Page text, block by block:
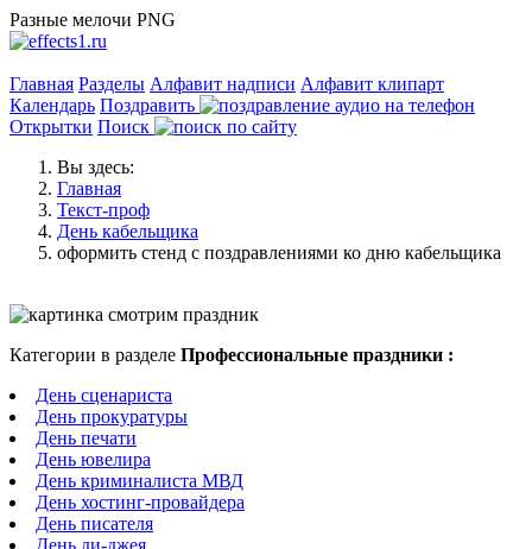
Разные мелочи PNG
Главная Разделы Алфавит надписи Алфавит клипарт
Календарь Поздравить
Открытки Поиск
Вы здесь:
Главная
Текст-проф
День кабельщика
оформить стенд с поздравлениями ко дню кабельщика
Категории в разделе Профессиональные праздники :
День сценариста
День прокуратуры
День печати
День ювелира
День криминалиста МВД
День хостинг-провайдера
День писателя
День ди-джея